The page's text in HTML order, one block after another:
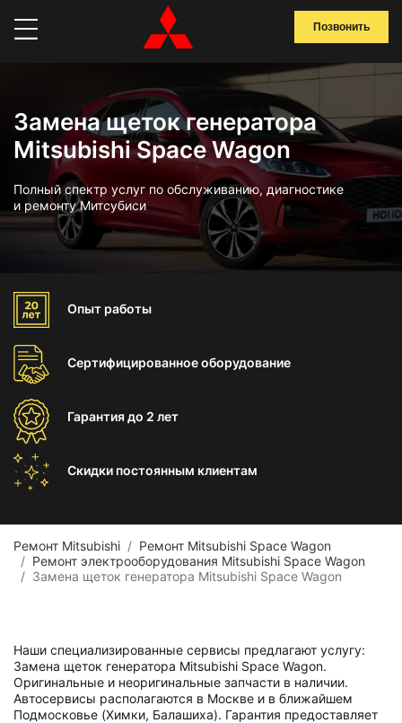
Позвонить
Замена щеток генератора
Mitsubishi Space Wagon
Полный спектр услуг по обслуживанию, диагностике
и ремонту Митсубиси
Опыт работы
Сертифицированноеоборудование
Гарантиядо 2 лет
Скидки постоянным клиентам
Ремонт Mitsubishi
Ремонт Mitsubishi Space Wagon
Ремонт электрооборудования Mitsubishi Space Wagon
Замена щеток генератора Mitsubishi Space Wagon
Наши специализированные сервисы предлагают услугу:
Замена щеток генератора Mitsubishi Space Wagon.
Оригинальные и неоригинальные запчасти в наличии.
Автосервисы располагаются в Москве и в ближайшем
Подмосковье (Химки, Балашиха). Гарантия предоставляет